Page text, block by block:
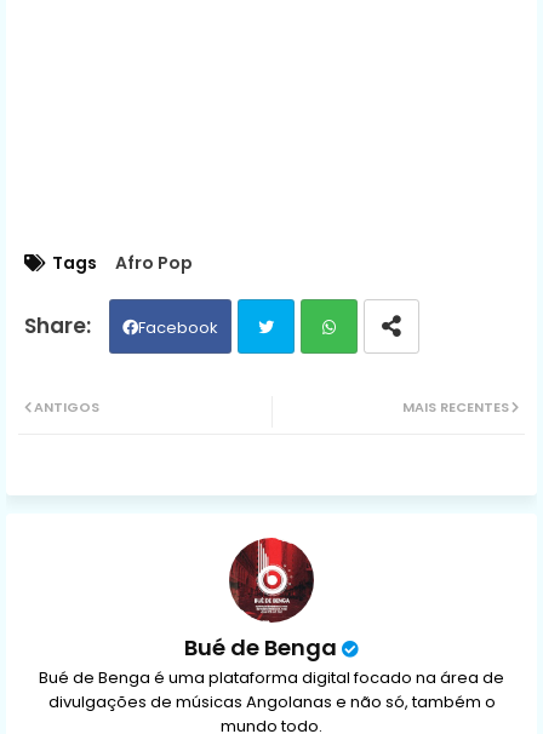
Tags Afro Pop
Facebook
ap
MAIS RECENTES
ANTIGOS
Bué de Benga
Bué de Benga é uma plataforma digital focado na área de
divulgações de músicas Angolanas e não só, também o
mundo todo.